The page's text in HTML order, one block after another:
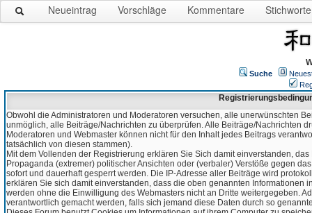
Neueintrag Vorschläge Kommentare Stichworte
Suche
Obwohl die Administratoren und Moderatoren versuchen, alle unerwünschten
unmöglich, alle Beiträge/Nachrichten zu überprüfen. Alle Beiträge/Nachrichten
Moderatoren und Webmaster können nicht für den Inhalt jedes Beitrags
tatsächlich von diesen stammen).
Mit dem Vollenden der Registrierung erklären Sie Sich damit einverstanden,
Propaganda (extremer) politischer Ansichten oder (verbaler) Verstöße gegen
sofort und dauerhaft gesperrt werden. Die IP-Adresse aller Beiträge wird
erklären Sie sich damit einverstanden, dass die oben genannten Informationen
werden ohne die Einwilligung des Webmasters nicht an Dritte weitergegeben.
verantwortlich gemacht werden, falls sich jemand diese Daten durch so